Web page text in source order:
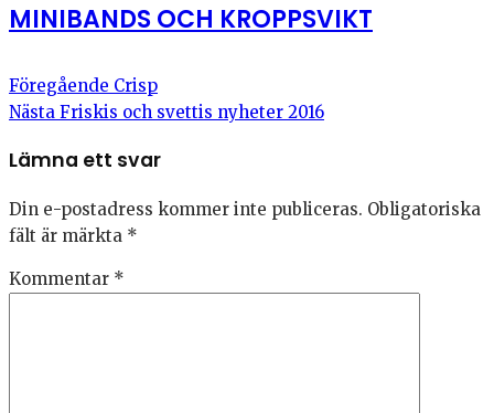
MINIBANDS OCH KROPPSVIKT
Föregående Crisp
Nästa Friskis och svettis nyheter 2016
Lämna ett svar
Din e-postadress kommer inte publiceras. Obligatoriska
fält är märkta *
Kommentar *